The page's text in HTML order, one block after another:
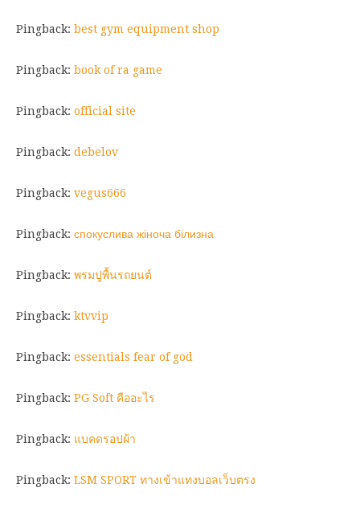
Pingback: best gym equipment shop
Pingback: book of ra game
Pingback: official site
Pingback: debelov
Pingback: vegus666
Pingback: спокуслива жіноча білизна
Pingback: พรมปูพื้นรถยนต์
Pingback: ktvvip
Pingback: essentials fear of god
Pingback: PG Soft คืออะไร
Pingback: แบคดรอปผ้า
Pingback: LSM SPORT ทางเข้าแทงบอลเว็บตรง